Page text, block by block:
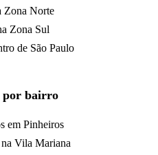
Zona Norte
Zona Sul
de São Paulo
por bairro
em Pinheiros
Vila Mariana